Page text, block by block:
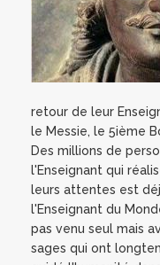
retour de leur
le Messie, le 5ième
Des millions de
l'Enseignant qui
leurs attentes est
l'Enseignant du
pas venu seul mais
sages qui ont